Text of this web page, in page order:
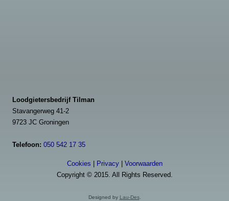
Loodgietersbedrijf Tilman
Stavangerweg 41-2
9723 JC Groningen
Telefoon: 050 542 17 35
Cookies Privacy| Voorwaarden
Copyright © 2015. All Rights Reserved.
Designed by Lau-Des.